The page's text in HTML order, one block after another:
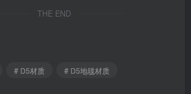
THE END
# D5材质 # D5地毯材质